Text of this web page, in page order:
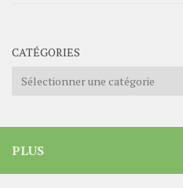
CATÉGORIES
Catégories
PLUS